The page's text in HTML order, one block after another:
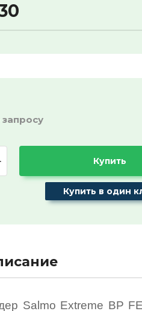
ХИТ продаж!:
Купить
Купить в один
Salmo Extreme BP